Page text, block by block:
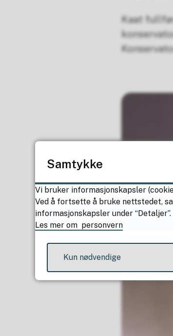
Kaat
Samtykke
Vi bruker informasjonskapsler
Ved å fortsette å bruke nettstedet,
informasjonskapsler under “Detaljer”.
Les mer om personvern
Kun nødvendige